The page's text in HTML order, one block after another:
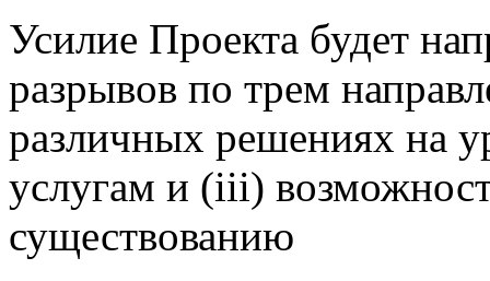
Усилие Проекта будет
разрывов по трем
различных решениях на
услугам и (iii)
существованию